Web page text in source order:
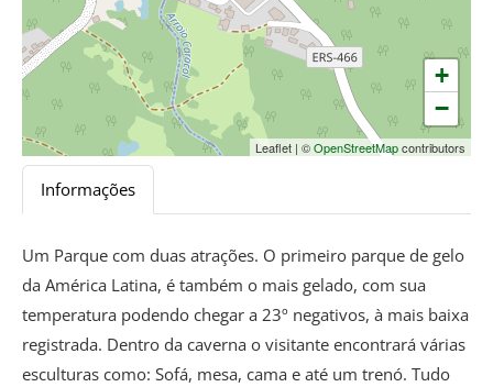
+
−
Leaflet | ©OpenStreetMapcontributors
Informações
Um Parque com duas atrações. O primeiro parque de gelo
da América Latina, é também o mais gelado, com sua
temperatura podendo chegar a 23º negativos, à mais baixa
registrada. Dentro da caverna o visitante encontrará várias
esculturas como: Sofá, mesa, cama e até um trenó. Tudo